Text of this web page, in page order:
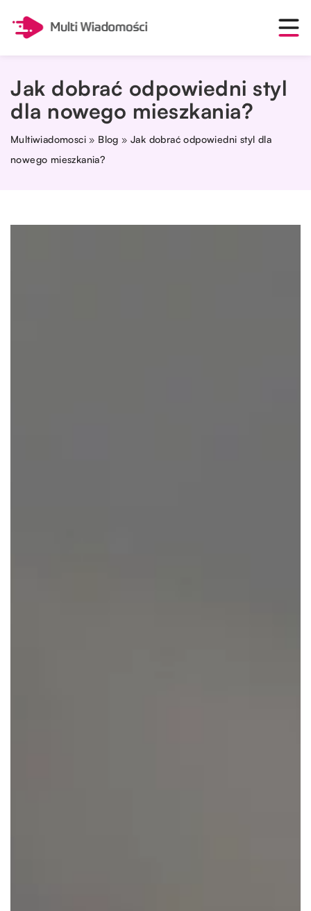
Jak dobrać odpowiedni styl
dla nowego mieszkania?
Multiwiadomosci » Blog »Jak dobrać odpowiedni styl dla
nowego mieszkania?